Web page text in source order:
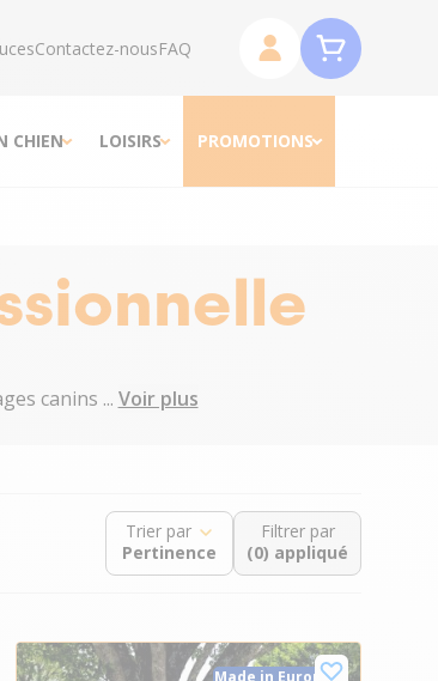
Contactez-nousFAQ
CHIEN LOISIRS PROMOTIONS
canins ... Voir plus
Trier par
Filtrer par
(0) appliqué
Made in Europe